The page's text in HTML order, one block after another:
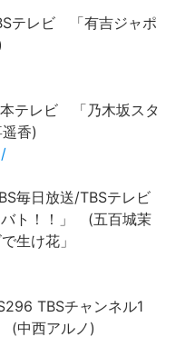
テレビ 「有吉ジャポ
テレビ 「乃木坂スタ
香)
毎日放送/TBSテレビ
ト！！」 (五百城茉
生け花」
TBSチャンネル1
(中西アルノ)